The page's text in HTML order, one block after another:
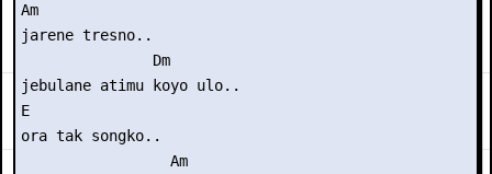
Am
jarene tresno..
               Dm
jebulane atimu koyo ulo..
E
ora tak songko..
                 Am